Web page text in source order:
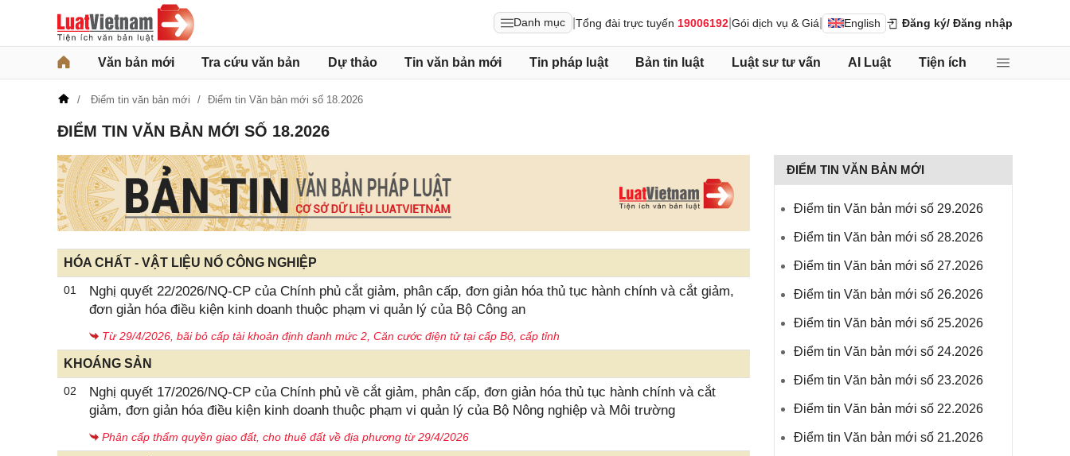
Danh mục Tổng đài trực tuyến 19006192 Gói dịch vụ & Giá English Đăng ký/ Đăng nhập
Văn bản mới Tra cứu văn bản Dự thảo Tin văn bản mới Tin pháp luật Bản tin luật Luật sư tư vấn AI Luật Tiện ích
Điểm tin văn bản mới Điểm tin Văn bản mới số 18.2026
ĐIỂM TIN VĂN BẢN MỚI SỐ 18.2026
HÓA CHẤT - VẬT LIỆU NỔ CÔNG NGHIỆP
01
Nghị quyết 22/2026/NQ-CP của Chính phủ cắt giảm, phân cấp, đơn giản hóa thủ tục hành chính và cắt giảm,
đơn giản hóa điều kiện kinh doanh thuộc phạm vi quản lý của Bộ Công an
Từ 29/4/2026, bãi bỏ cấp tài khoản định danh mức 2, Căn cước điện tử tại cấp Bộ, cấp tỉnh
KHOÁNG SẢN
02
Nghị quyết 17/2026/NQ-CP của Chính phủ về cắt giảm, phân cấp, đơn giản hóa thủ tục hành chính và cắt
giảm, đơn giản hóa điều kiện kinh doanh thuộc phạm vi quản lý của Bộ Nông nghiệp và Môi trường
Phân cấp thẩm quyền giao đất, cho thuê đất về địa phương từ 29/4/2026
ĐIỂM TIN VĂN BẢN MỚI
Điểm tin Văn bản mới số 29.2026
Điểm tin Văn bản mới số 28.2026
Điểm tin Văn bản mới số 27.2026
Điểm tin Văn bản mới số 26.2026
Điểm tin Văn bản mới số 25.2026
Điểm tin Văn bản mới số 24.2026
Điểm tin Văn bản mới số 23.2026
Điểm tin Văn bản mới số 22.2026
Điểm tin Văn bản mới số 21.2026